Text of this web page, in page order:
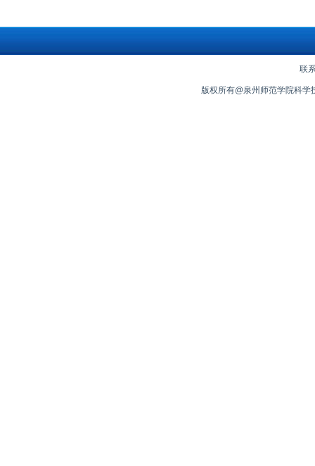
联
版权所有@泉州师范学院科